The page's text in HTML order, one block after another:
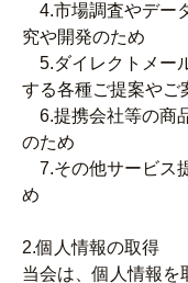
4.市場調査やデー
究や開発のため
5.ダイレクトメー
する各種ご提案やご
6.提携会社等の商
のため
7.その他サービス
め
2.個人情報の取得
当会は、個人情報を